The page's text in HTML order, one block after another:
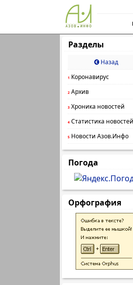
Разделы
Назад
1 Коронавирус
2 Архив
3 Хроника новостей
4 Статистика новостей
5 Новости Азов.Инфо
Погода
Орфография